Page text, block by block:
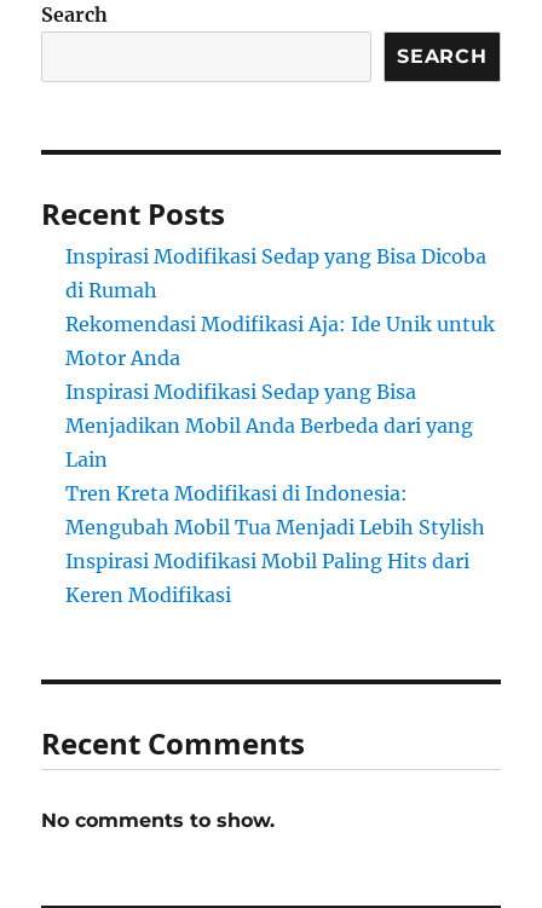
Search
SEARCH
Recent Posts
Inspirasi Modifikasi Sedap yang Bisa Dicoba
di Rumah
Rekomendasi Modifikasi Aja: Ide Unik untuk
Motor Anda
Inspirasi Modifikasi Sedap yang Bisa
Menjadikan Mobil Anda Berbeda dari yang
Lain
Tren Kreta Modifikasi di Indonesia:
Mengubah Mobil Tua Menjadi Lebih Stylish
Inspirasi Modifikasi Mobil Paling Hits dari
Keren Modifikasi
Recent Comments
No comments to show.